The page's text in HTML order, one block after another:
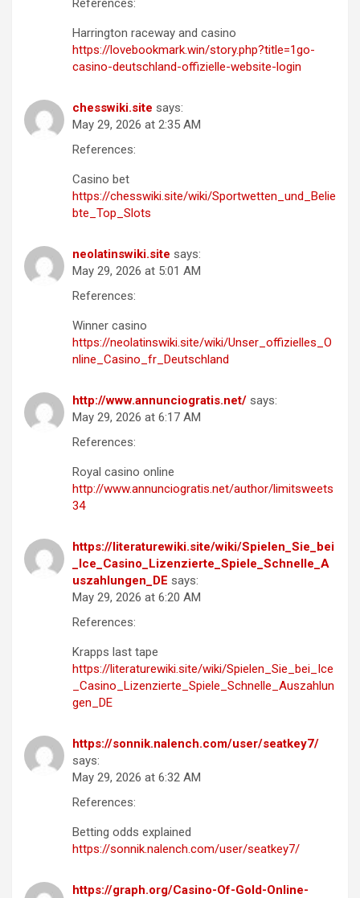
References:
Harrington raceway and casino
https://lovebookmark.win/story.php?title=1go-
casino-deutschland-offizielle-website-login
chesswiki.site says:
May 29, 2026 at 2:35 AM
References:
Casino bet
https://chesswiki.site/wiki/Sportwetten_und_Belie
bte_Top_Slots
neolatinswiki.site says:
May 29, 2026 at 5:01 AM
References:
Winner casino
https://neolatinswiki.site/wiki/Unser_offizielles_O
nline_Casino_fr_Deutschland
http://www.annunciogratis.net/ says:
May 29, 2026 at 6:17 AM
References:
Royal casino online
http://www.annunciogratis.net/author/limitsweets
34
https://literaturewiki.site/wiki/Spielen_Sie_bei
_Ice_Casino_Lizenzierte_Spiele_Schnelle_A
uszahlungen_DE says:
May 29, 2026 at 6:20 AM
References:
Krapps last tape
https://literaturewiki.site/wiki/Spielen_Sie_bei_Ice
_Casino_Lizenzierte_Spiele_Schnelle_Auszahlun
gen_DE
https://sonnik.nalench.com/user/seatkey7/
says:
May 29, 2026 at 6:32 AM
References:
Betting odds explained
https://sonnik.nalench.com/user/seatkey7/
https://graph.org/Casino-Of-Gold-Online-